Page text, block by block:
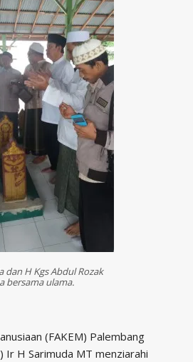
dan H Kgs Abdul Rozak
bersama ulama.
(FAKEM) Palembang
Ir H Sarimuda MT menziarahi